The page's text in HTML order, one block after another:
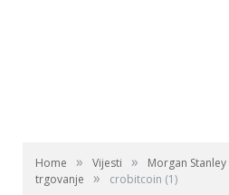
Home » Vijesti »
Morgan
trgovanje
» crobitcoin (1)